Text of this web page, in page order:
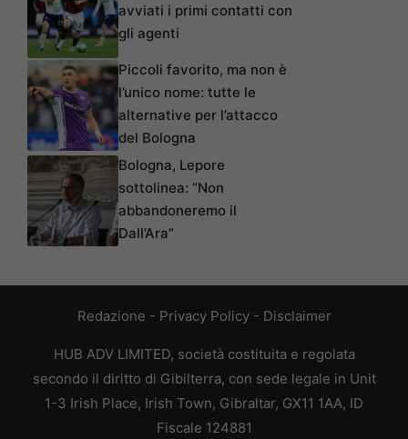
avviati i primi contatti con
gli agenti
Piccoli favorito, ma non è
l’unico nome: tutte le
alternative per l’attacco
del Bologna
Bologna, Lepore
sottolinea: “Non
abbandoneremo il
Dall’Ara”
Redazione - Privacy Policy- Disclaimer
HUB ADV LIMITED, società costituita e regolata
secondo il diritto di Gibilterra, con sede legale in Unit
1-3 Irish Place, Irish Town, Gibraltar, GX11 1AA, ID
Fiscale 124881